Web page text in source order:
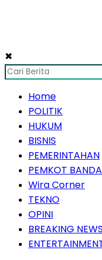
✖
Home
POLITIK
HUKUM
BISNIS
PEMERINTAHAN
PEMKOT
Wira Corner
TEKNO
OPINI
BREAKING NEWS